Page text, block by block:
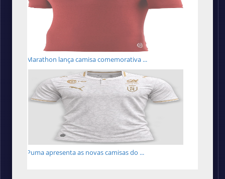
Marathon lança camisa comemorativa ...
Puma apresenta as novas camisas do ...